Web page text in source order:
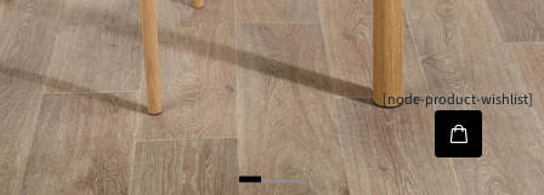
[node-product-wishlist]